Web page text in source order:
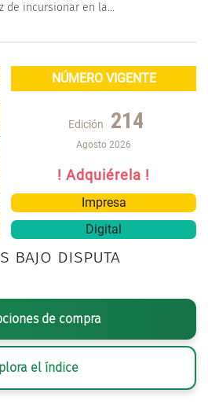
de incursionar en la...
NÚMERO VIGENTE
Edición 214
Agosto 2026
! Adquiérela !
Impresa
Digital
bajo disputa
de compra
el índice